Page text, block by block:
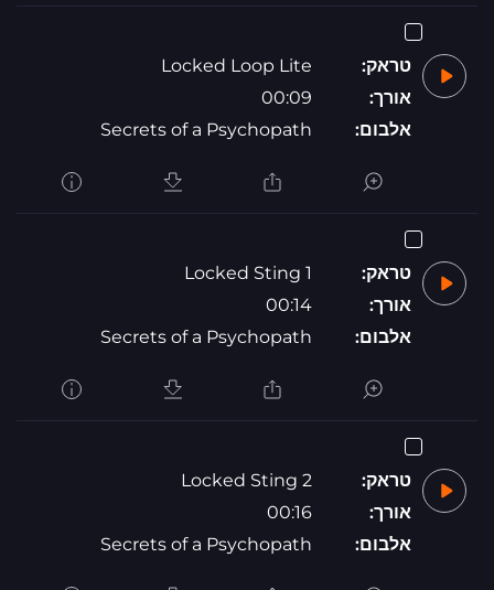
טראק:
Locked Loop Lite
אורך:
00:09
אלבום:
Secrets of a Psychopath
טראק:
Locked Sting 1
אורך:
00:14
אלבום:
Secrets of a Psychopath
טראק:
Locked Sting 2
אורך:
00:16
אלבום:
Secrets of a Psychopath